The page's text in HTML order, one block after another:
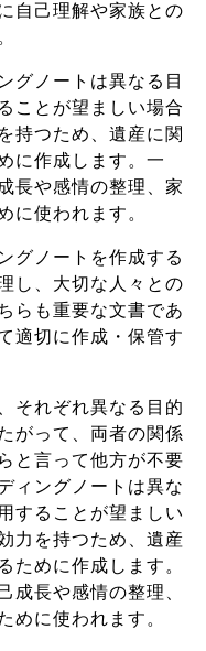
自己理解や家族との
グノートは異なる目
ことが望ましい場合
持つため、遺産に関
に作成します。一
長や感情の整理、家
に使われます。
グノートを作成する
し、大切な人々との
らも重要な文書であ
適切に作成・保管す
それぞれ異なる目的
がって、両者の関係
と言って他方が不要
ィングノートは異な
することが望ましい
力を持つため、遺産
ために作成します。
成長や感情の整理、
めに使われます。